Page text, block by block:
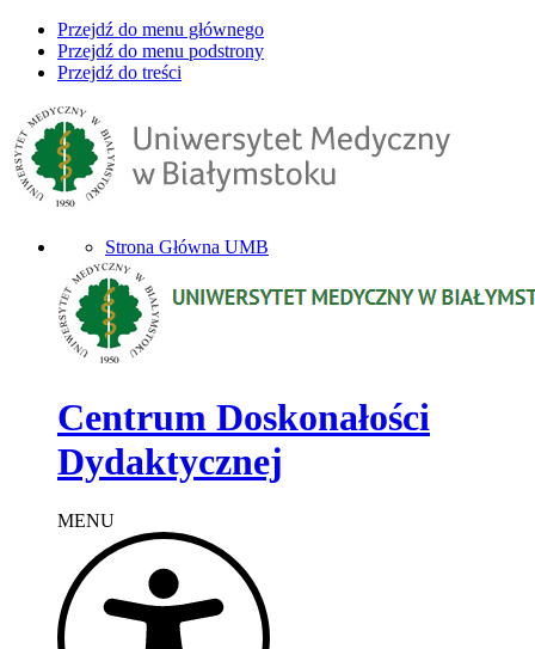
Przejdź do menu głównego
Przejdź do menu podstrony
Przejdź do treści
Strona Główna UMB
Centrum Doskonałości
Dydaktycznej
MENU